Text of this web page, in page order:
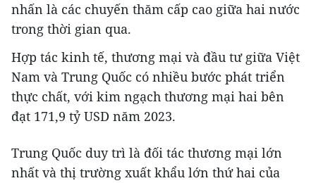
nhấn là các chuyến thăm cấp cao giữa hai nước
trong thời gian qua.
Hợp tác kinh tế, thương mại và đầu tư giữa Việt
Nam và Trung Quốc có nhiều bước phát triển
thực chất, với kim ngạch thương mại hai bên
đạt 171,9 tỷ USD năm 2023.
Trung Quốc duy trì là đối tác thương mại lớn
nhất và thị trường xuất khẩu lớn thứ hai của